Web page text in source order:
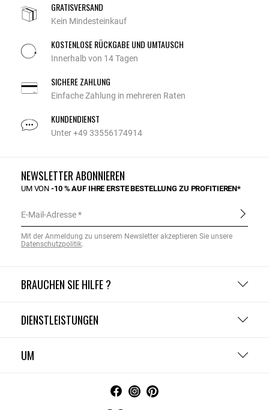
GRATISVERSAND
Kein Mindesteinkauf
KOSTENLOSE RÜCKGABE UND UMTAUSCH
Innerhalb von 14 Tagen
SICHERE ZAHLUNG
Einfache Zahlung in mehreren Raten
KUNDENDIENST
Unter +49 33556174914
BRAUCHEN SIE HILFE ?
DIENSTLEISTUNGEN
UM
NEWSLETTER ABONNIEREN
UM VON-10 % AUF IHRE ERSTE BESTELLUNG ZU PROFITIEREN*
E-Mail-Adresse
Mit der Anmeldung zu unserem Newsletter akzeptieren Sie unsere
Datenschutzpolitik.